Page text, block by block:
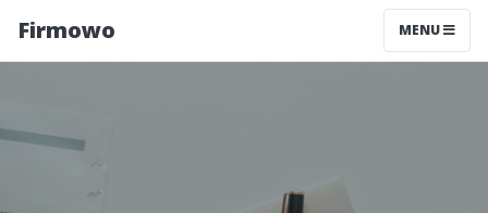
Firmowo MENU